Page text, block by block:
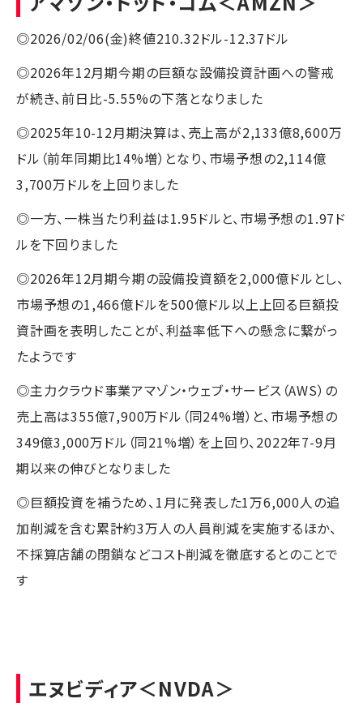
◎2026/02/06(金)終値210.32ドル-12.37ドル
◎2026年12月期今期の巨額な設備投資計画への警戒
が続き、前日比-5.55%の下落となりました
◎2025年10-12月期決算は、売上高が2,133億8,600万
ドル（前年同期比14%増）となり、市場予想の2,114億
3,700万ドルを上回りました
◎一方、一株当たり利益は1.95ドルと、市場予想の1.97ド
ルを下回りました
◎2026年12月期今期の設備投資額を2,000億ドルとし、
市場予想の1,466億ドルを500億ドル以上上回る巨額投
資計画を表明したことが、利益率低下への懸念に繋がっ
たようです
◎主力クラウド事業アマゾン・ウェブ・サービス（AWS）の
売上高は355億7,900万ドル（同24%増）と、市場予想の
349億3,000万ドル（同21%増）を上回り、2022年7-9月
期以来の伸びとなりました
◎巨額投資を補うため、1月に発表した1万6,000人の追
加削減を含む累計約3万人の人員削減を実施するほか、
不採算店舗の閉鎖などコスト削減を徹底するとのことで
す
エヌビディア＜NVDA＞